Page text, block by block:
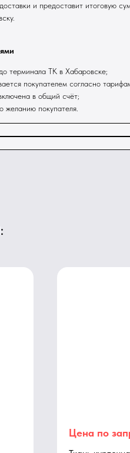
и предоставит итоговую
терминала ТК в Хабаровске;
покупателем согласно
в общий счёт;
желанию покупателя.
Цена по